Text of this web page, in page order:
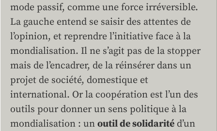
mode passif, comme une force irréversible.
La gauche entend se saisir des attentes de
l’opinion, et reprendre l’initiative face à la
mondialisation. Il ne s’agit pas de la stopper
mais de l’encadrer, de la réinsérer dans un
projet de société, domestique et
international. Or la coopération est l’un des
outils pour donner un sens politique à la
mondialisation : un outil de solidarité d’un